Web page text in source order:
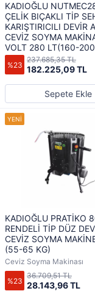
KADIOĞLU
ÇELİK BIÇAKLI TİP
KARIŞTIRICILI DEVİR
CEVİZ SOYMA
VOLT 280 LT(160-
%23 182.225,09 TL
237.685,35 TL
Sepete Ekle
KADIOĞLU PRATİKO
RENDELİ TİP DÜZ
CEVİZ SOYMA
(55-65 KG)
Ceviz Soyma Makinası
%23 28.143,96 TL
36.709,51 TL